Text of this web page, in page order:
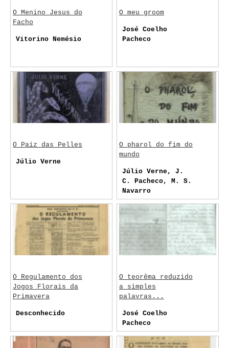
O Menino Jesus do
Facho
Vitorino Nemésio
O meu groom
José Coelho
Pacheco
O Paiz das Pelles
Júlio Verne
O pharol do fim do
mundo
Júlio Verne, J.
C. Pacheco, M. S.
Navarro
O Regulamento dos
Jogos Florais da
Primavera
Desconhecido
O teorêma reduzido
a simples
palavras...
José Coelho
Pacheco